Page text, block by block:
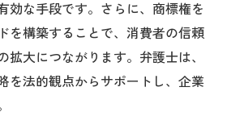
効な手段です。さらに、商標権を
を構築することで、消費者の信頼
拡大につながります。弁護士は、
を法的観点からサポートし、企業